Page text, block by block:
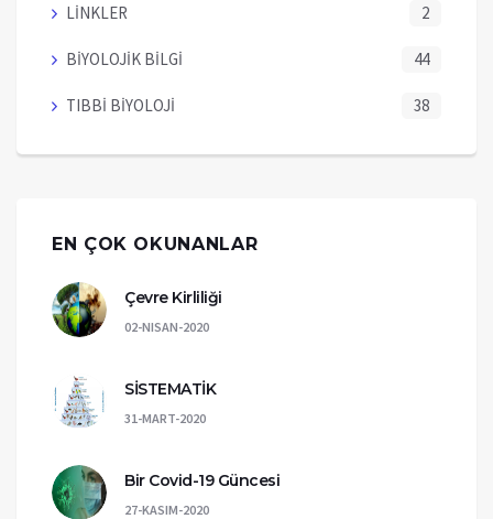
LİNKLER 2
BİYOLOJİK BİLGİ 44
TIBBİ BİYOLOJİ 38
EN ÇOK OKUNANLAR
Çevre Kirliliği
02-NISAN-2020
SİSTEMATİK
31-MART-2020
Bir Covid-19 Güncesi
27-KASIM-2020